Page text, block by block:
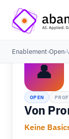
Enablement›Open›
👤
OPEN
Von
Keine